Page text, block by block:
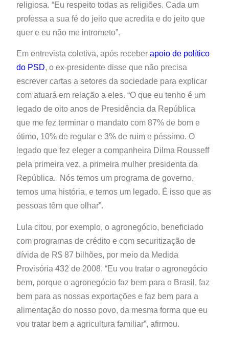
religiosa. “Eu respeito todas as religiões. Cada um
professa a sua fé do jeito que acredita e do jeito que
quer e eu não me intrometo”.
Em entrevista coletiva, após receberapoio de político
do PSD, o ex-presidente disse que não precisa
escrever cartas a setores da sociedade para explicar
com atuará em relação a eles. “O que eu tenho é um
legado de oito anos de Presidência da República
que me fez terminar o mandato com 87% de bom e
ótimo, 10% de regular e 3% de ruim e péssimo. O
legado que fez eleger a companheira Dilma Rousseff
pela primeira vez, a primeira mulher presidenta da
República. Nós temos um programa de governo,
temos uma história, e temos um legado. É isso que as
pessoas têm que olhar”.
Lula citou, por exemplo, o agronegócio, beneficiado
com programas de crédito e com securitização de
dívida de R$ 87 bilhões, por meio da Medida
Provisória 432 de 2008. “Eu vou tratar o agronegócio
bem, porque o agronegócio faz bem para o Brasil, faz
bem para as nossas exportações e faz bem para a
alimentação do nosso povo, da mesma forma que eu
vou tratar bem a agricultura familiar”, afirmou.